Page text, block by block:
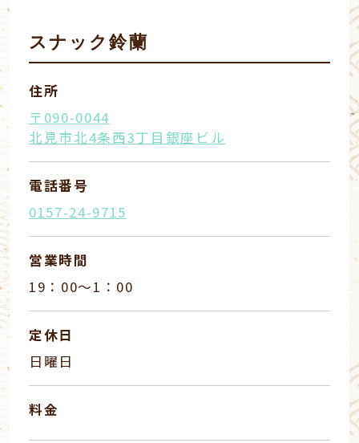
スナック鈴蘭
住所
〒090-0044
北見市北4条西3丁目銀座ビル
電話番号
0157-24-9715
営業時間
19：00〜1：00
定休日
日曜日
料金